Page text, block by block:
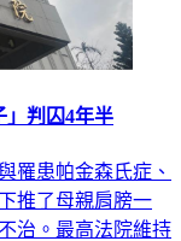
」判囚4年半
罹患帕金森氏症、
推了母親肩膀一
治。最高法院維持